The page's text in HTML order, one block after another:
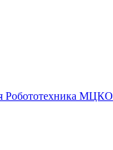
Робототехника МЦКО